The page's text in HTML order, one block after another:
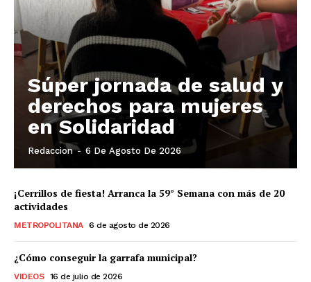
Súper jornada de salud y
derechos para mujeres
en Solidaridad
Redaccion - 6 De Agosto De 2026
¡Cerrillos de fiesta! Arranca la 59° Semana con más de 20
actividades
METROPOLITANA 6 de agosto de 2026
¿Cómo conseguir la garrafa municipal?
VIDEOS 16 de julio de 2026